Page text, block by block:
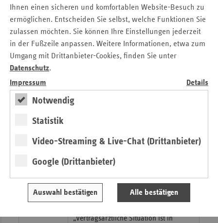
Ihnen einen sicheren und komfortablen Website-Besuch zu
ermöglichen. Entscheiden Sie selbst, welche Funktionen Sie
zulassen möchten. Sie können Ihre Einstellungen jederzeit
in der Fußzeile anpassen. Weitere Informationen, etwa zum
Umgang mit Drittanbieter-Cookies, finden Sie unter
Datenschutz.
Impressum
Details
Notwendig
Statistik
Video-Streaming & Live-Chat (Drittanbieter)
Google (Drittanbieter)
Auswahl bestätigen Alle bestätigen
Sterbebegleitung
Ersatzkassen in Baden-Württemberg
setzen sich mit 1,3 Millionen Euro für
ambulante Hospizarbeit ein
01.06.2011
Bundesrat für die Wiederherstellung
einsetzen
30.05.2011
Pflegestützpunkte in Baden-
26.05.2011
Verband der Ersatzkassen trifft
„Vertragsärztliche Situation ist in